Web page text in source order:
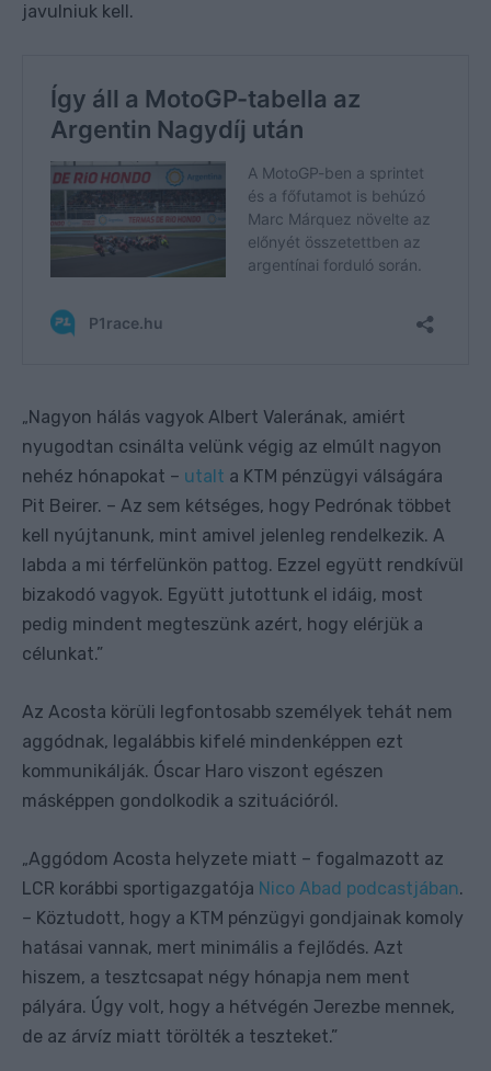
javulniuk kell.
„Nagyon hálás vagyok Albert Valerának, amiért
nyugodtan csinálta velünk végig az elmúlt nagyon
nehéz hónapokat – utalt a KTM pénzügyi válságára
Pit Beirer. – Az sem kétséges, hogy Pedrónak többet
kell nyújtanunk, mint amivel jelenleg rendelkezik. A
labda a mi térfelünkön pattog. Ezzel együtt rendkívül
bizakodó vagyok. Együtt jutottunk el idáig, most
pedig mindent megteszünk azért, hogy elérjük a
célunkat.”
Az Acosta körüli legfontosabb személyek tehát nem
aggódnak, legalábbis kifelé mindenképpen ezt
kommunikálják. Óscar Haro viszont egészen
másképpen gondolkodik a szituációról.
„Aggódom Acosta helyzete miatt – fogalmazott az
LCR korábbi sportigazgatója Nico Abad podcastjában.
– Köztudott, hogy a KTM pénzügyi gondjainak komoly
hatásai vannak, mert minimális a fejlődés. Azt
hiszem, a tesztcsapat négy hónapja nem ment
pályára. Úgy volt, hogy a hétvégén Jerezbe mennek,
de az árvíz miatt törölték a teszteket.”